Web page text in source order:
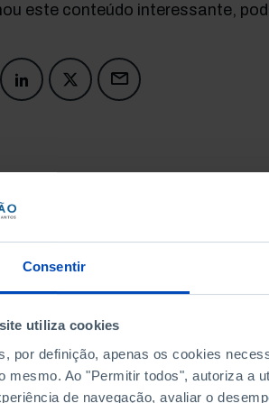
Consentir
utiliza cookies
por definição, apenas os cookies
mesmo. Ao "Permitir todos", autoriza a
de navegação, avaliar o
este conteúdo interessante,